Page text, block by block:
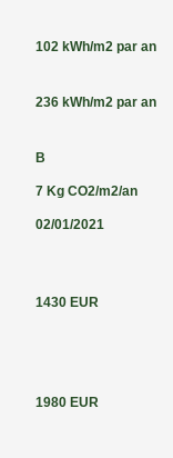
102 kWh/m2 par an
236 kWh/m2 par an
B
7 Kg CO2/m2/an
02/01/2021
1430 EUR
1980 EUR